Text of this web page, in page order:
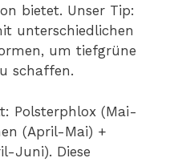
bietet. Unser Tip:
unterschiedlichen
um tiefgrüne
schaffen.
Polsterphlox (Mai-
(April-Mai) +
Juni). Diese